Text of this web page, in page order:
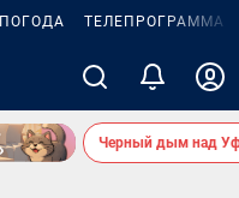
ПОГОДА ТЕЛЕПРОГРАММА
Черный дым над